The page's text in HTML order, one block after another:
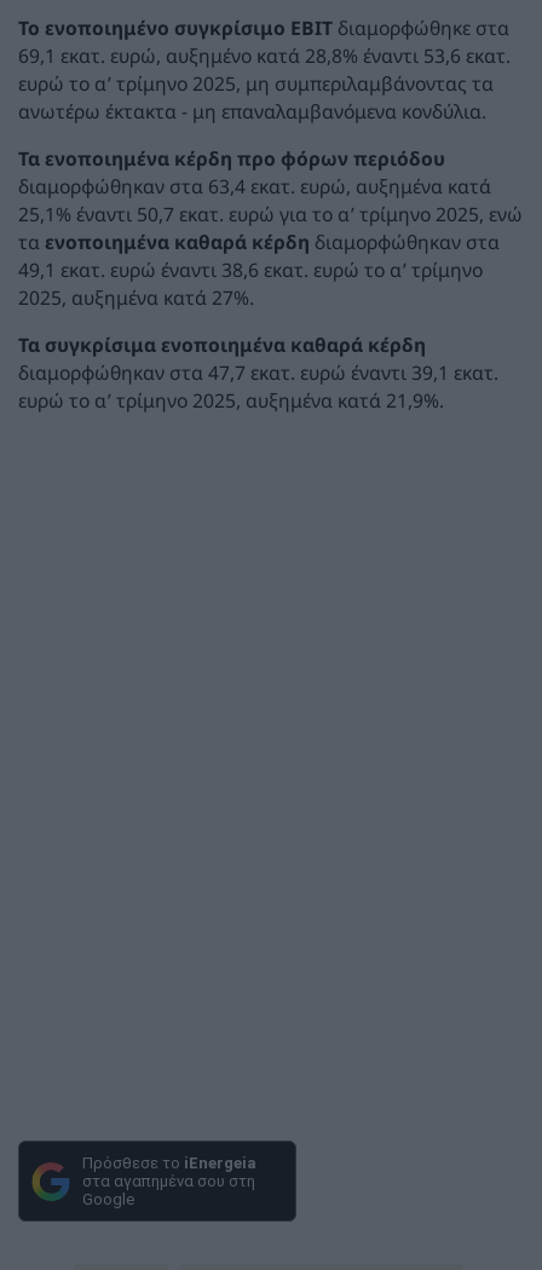
Το ενοποιημένο συγκρίσιμο EBIT διαμορφώθηκε στα
69,1 εκατ. ευρώ, αυξημένο κατά 28,8% έναντι 53,6 εκατ.
ευρώ το α’ τρίμηνο 2025, μη συμπεριλαμβάνοντας τα
ανωτέρω έκτακτα - μη επαναλαμβανόμενα κονδύλια.
Τα ενοποιημένα κέρδη προ φόρων περιόδου
διαμορφώθηκαν στα 63,4 εκατ. ευρώ, αυξημένα κατά
25,1% έναντι 50,7 εκατ. ευρώ για το α’ τρίμηνο 2025, ενώ
ταενοποιημένα καθαρά κέρδη διαμορφώθηκαν στα
49,1 εκατ. ευρώ έναντι 38,6 εκατ. ευρώ το α’ τρίμηνο
2025, αυξημένα κατά 27%.
Τα συγκρίσιμα ενοποιημένα καθαρά κέρδη
διαμορφώθηκαν στα 47,7 εκατ. ευρώ έναντι 39,1 εκατ.
ευρώ το α’ τρίμηνο 2025, αυξημένα κατά 21,9%.
Πρόσθεσε το iEnergeia
στα αγαπημένα σου στη
Google